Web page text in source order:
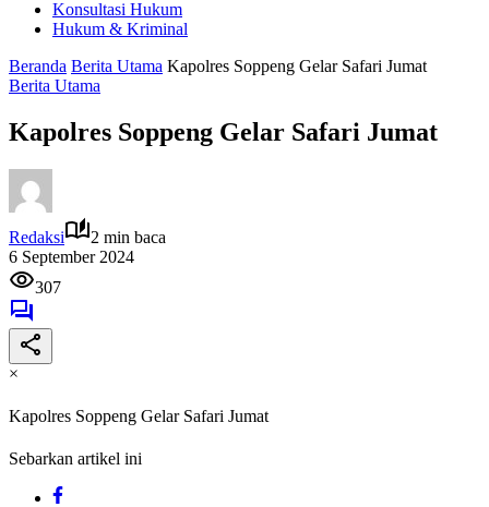
Konsultasi Hukum
Hukum & Kriminal
Beranda Berita Utama Kapolres Soppeng Gelar Safari Jumat
Berita Utama
Kapolres Soppeng Gelar Safari Jumat
Redaksi
2 min baca
6 September 2024
307
×
Kapolres Soppeng Gelar Safari Jumat
Sebarkan artikel ini